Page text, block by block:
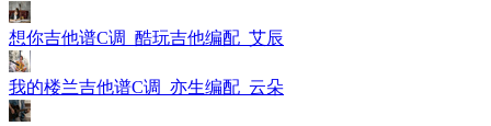
想你吉他谱C调_酷玩吉他编配_艾辰
我的楼兰吉他谱C调_亦生编配_云朵